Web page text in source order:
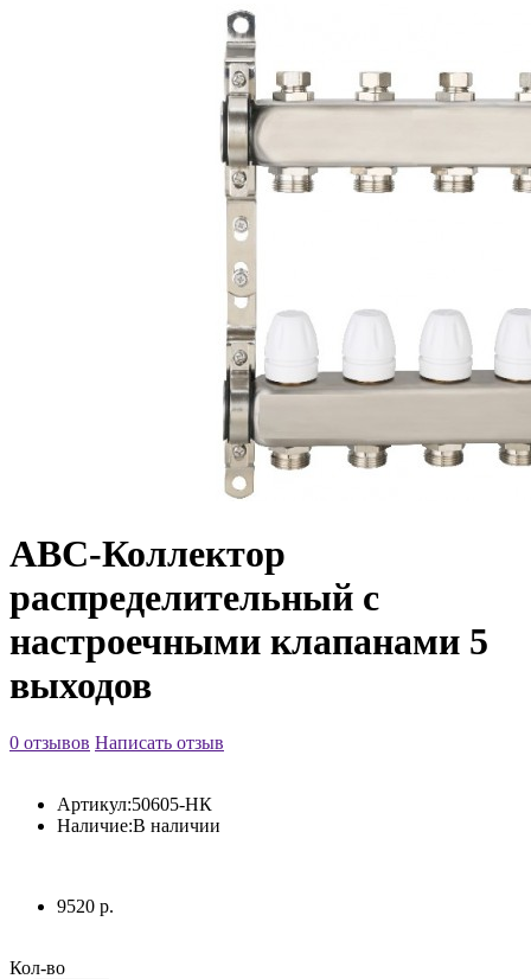
АВС-Коллектор
распределительный с
настроечными клапанами 5
выходов
0 отзывов Написать отзыв
Артикул:50605-НК
Наличие:В наличии
9520 р.
Кол-во